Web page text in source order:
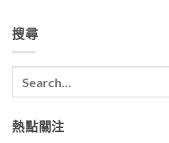
搜尋
熱點關注